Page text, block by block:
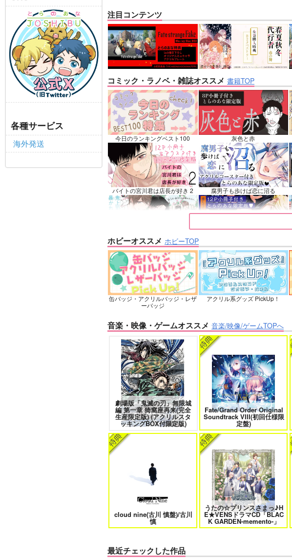
各種サービス
海外発送
お隣パニック!!
キャロル
専売 1,100円（税込）
その他 カラスバ×セイカ
サンプル 再販希望
悪縁
ぽむ屋
770円（税込）
Fate/Grand Order
マシュ・キリエライト
リリス
サンプル カート
注目コンテンツ
コミック・ラノベ・雑誌オススメ 書籍TOP
今日のランキングベスト100 灰色と赤
バイトの宮川君は店長が好き 2 腐男子も歩けば恋に沼る
鬼上司・獄寺さんは暴かれたい。
6
忠犬部下とツンデレ少尉 2 じょうずに我慢できるまで
愛とかいろいろあるところ あなたは俺の運命でしょ！！
エンドロールは地獄まで 2 嘘つきなキスで今日もバイバイ
自分しか知らない彼氏の一面 1 明日もきみに会いに行く 2
オレはお前に推されたい!! 隠れ狼と流され子羊
ホビーオススメ ホビーTOP
缶バッジ・アクリルバッジ・レザ
ーバッジ
アクリル系グッズ PickUp！
音楽・映像・ゲームオススメ 音楽/映像/ゲームTOPへ
劇場版「鬼滅の刃」無限城
編 第一章 猗窩座再来(完全
生産限定版) (アクリルスタ
ッキングBOX付限定版)
Fate/Grand Order Original
Soundtrack VIII(初回仕様限
定盤)
cloud nine(古川 慎盤)/古川
慎
うたの☆プリンスさまっ♪H
E★VENSドラマCD「BLAC
K GARDEN-memento-」
最近チェックした作品